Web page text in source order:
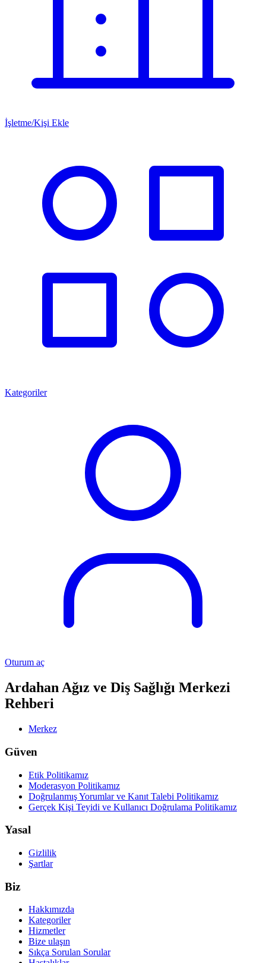
İşletme/Kişi Ekle
Kategoriler
Oturum aç
Ardahan Ağız ve Diş Sağlığı Merkezi
Rehberi
Merkez
Güven
Etik Politikamız
Moderasyon Politikamız
Doğrulanmış Yorumlar ve Kanıt Talebi Politikamız
Gerçek Kişi Teyidi ve Kullanıcı Doğrulama Politikamız
Yasal
Gizlilik
Şartlar
Biz
Hakkımızda
Kategoriler
Hizmetler
Bize ulaşın
Sıkça Sorulan Sorular